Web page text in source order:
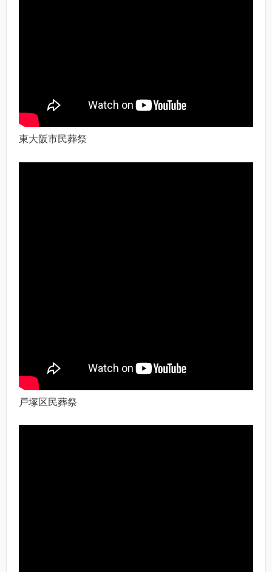
東大阪市民葬祭
戸塚区民葬祭